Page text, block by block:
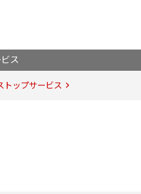
ス
トップサービス